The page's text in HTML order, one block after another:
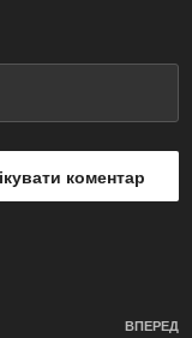
ВПЕРЕД